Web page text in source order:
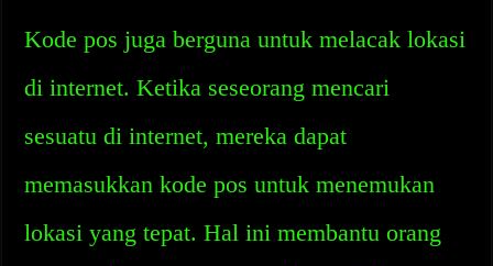
Kode pos juga berguna untuk melacak lokasi
di internet. Ketika seseorang mencari
sesuatu di internet, mereka dapat
memasukkan kode pos untuk menemukan
lokasi yang tepat. Hal ini membantu orang